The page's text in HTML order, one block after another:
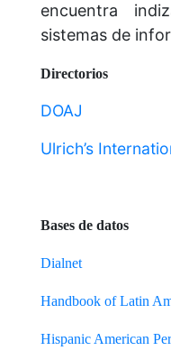
encuentra
sistemas de
Directorios
DOAJ
Ulrich’s
Bases de datos
Dialnet
Handbook of Latin
Hispanic American